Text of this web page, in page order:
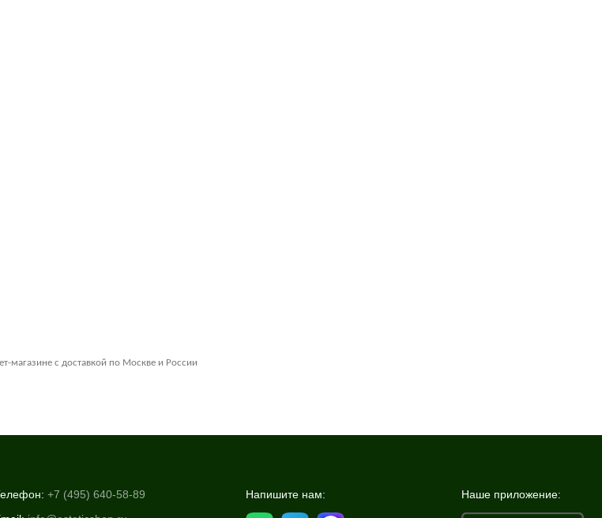
магазине с доставкой по Москве и России
+7 (495) 640-58-89
Напишите нам: Наше приложение: